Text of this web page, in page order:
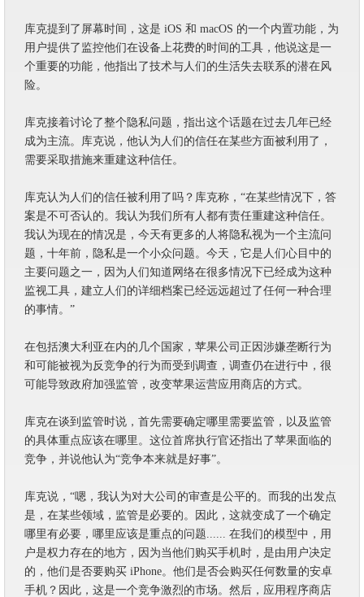
库克提到了屏幕时间，这是 iOS 和 macOS 的一个内置功能，为
用户提供了监控他们在设备上花费的时间的工具，他说这是一
个重要的功能，他指出了技术与人们的生活失去联系的潜在风
险。
库克接着讨论了整个隐私问题，指出这个话题在过去几年已经
成为主流。库克说，他认为人们的信任在某些方面被利用了，
需要采取措施来重建这种信任。
库克认为人们的信任被利用了吗？库克称，“在某些情况下，答
案是不可否认的。我认为我们所有人都有责任重建这种信任。
我认为现在的情况是，今天有更多的人将隐私视为一个主流问
题，十年前，隐私是一个小众问题。今天，它是人们心目中的
主要问题之一，因为人们知道网络在很多情况下已经成为这种
监视工具，建立人们的详细档案已经远远超过了任何一种合理
的事情。”
在包括澳大利亚在内的几个国家，苹果公司正因涉嫌垄断行为
和可能被视为反竞争的行为而受到调查，调查仍在进行中，很
可能导致政府加强监管，改变苹果运营应用商店的方式。
库克在谈到监管时说，首先需要确定哪里需要监管，以及监管
的具体重点应该在哪里。这位首席执行官还指出了苹果面临的
竞争，并说他认为“竞争本来就是好事”。
库克说，“嗯，我认为对大公司的审查是公平的。而我的出发点
是，在某些领域，监管是必要的。因此，这就变成了一个确定
哪里有必要，哪里应该是重点的问题...... 在我们的模型中，用
户是权力存在的地方，因为当他们购买手机时，是由用户决定
的，他们是否要购买 iPhone。他们是否会购买任何数量的安卓
手机？因此，这是一个竞争激烈的市场。然后，应用程序商店